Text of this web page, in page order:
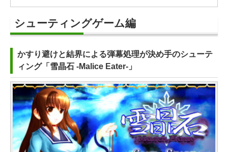
シューティングゲーム編
かすり避けと結界による弾幕処理が決め手のシューテ
ィング「雪晶石 -Malice Eater-」